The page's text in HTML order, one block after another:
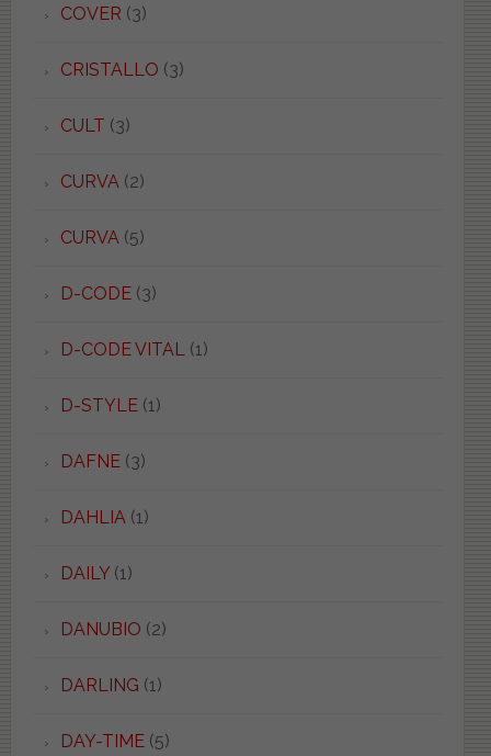
COVER (3)
CRISTALLO (3)
CULT (3)
CURVA (2)
CURVA (5)
D-CODE(3)
D-CODE VITAL (1)
D-STYLE(1)
DAFNE(3)
DAHLIA (1)
DAILY(1)
DANUBIO (2)
DARLING (1)
DAY-TIME(5)